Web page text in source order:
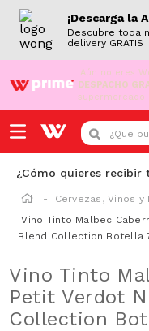
¡Descarga la
Descubre toda
delivery GRATIS
¡Aún no eres
DESPACHO
supermercado
¿Que
¿Cómo quieres recibir
Cervezas, Vinos y
Vino Tinto Malbec
Blend Collection Botella
Vino Tinto
Petit Verdot
Collection